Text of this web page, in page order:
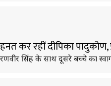
कर रहीं दीपिका पादुकोण,
सिंह के साथ दूसरे बच्चे का